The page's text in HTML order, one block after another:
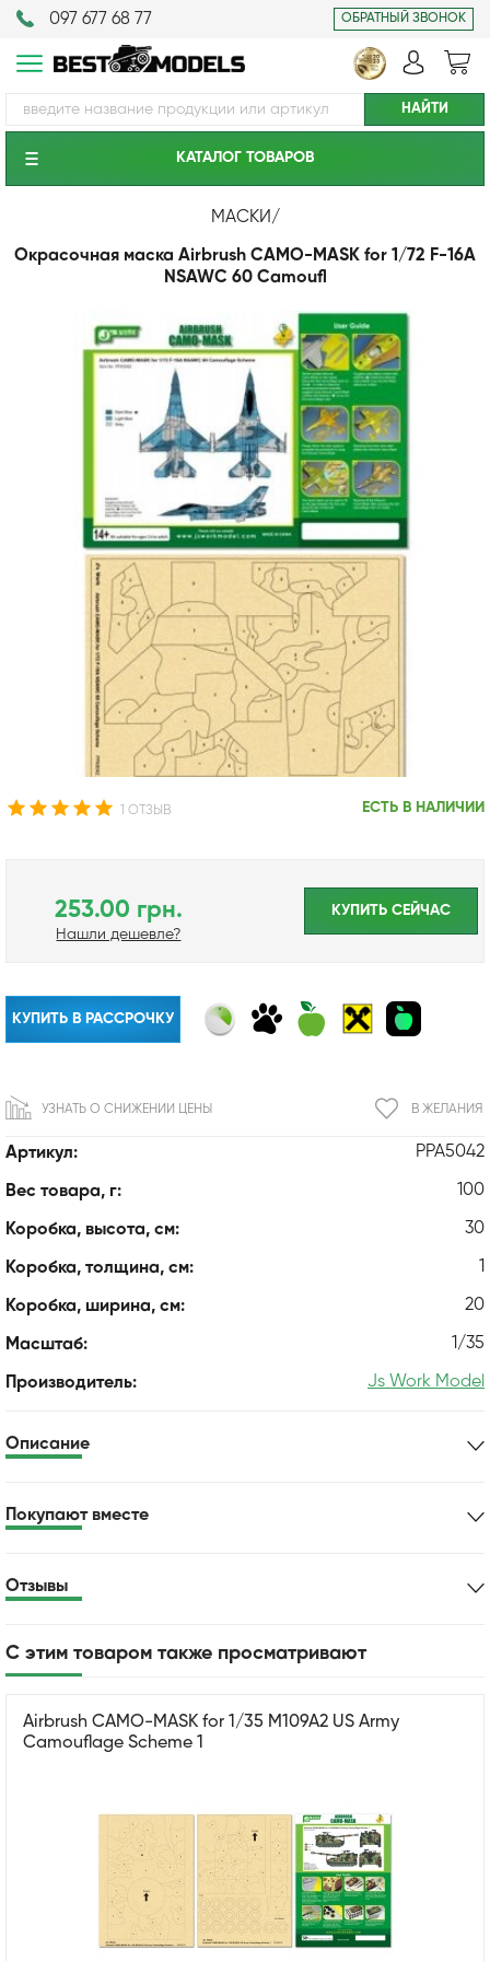
097 677 68 77 ОБРАТНЫЙ ЗВОНОК
КАТАЛОГ ТОВАРОВ
МАСКИ/
Окрасочная маска Airbrush CAMO-MASK for 1/72 F-16A
NSAWC 60 Camoufl
1 ОТЗЫВ ЕСТЬ В НАЛИЧИИ
Артикул: PPA5042
Вес товара, г: 100
Коробка, высота, см: 30
Коробка, толщина, см: 1
Коробка, ширина, см: 20
Масштаб: 1/35
Производитель: Js Work Model
253.00 грн.
Нашли дешевле?
КУПИТЬ CЕЙЧАС
КУПИТЬ В РАССРОЧКУ
В ЖЕЛАНИЯ
УЗНАТЬ О СНИЖЕНИИ ЦЕНЫ
Описание
Покупают вместе
Отзывы
С этим товаром также просматривают
Airbrush CAMO-MASK for 1/35 M109A2 US Army
Camouflage Scheme 1